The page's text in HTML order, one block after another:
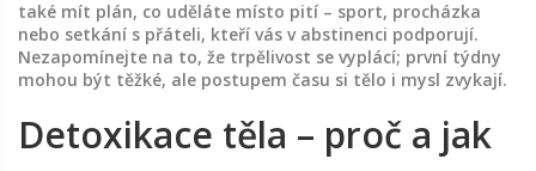
také mít plán, co uděláte místo pití – sport, procházka
nebo setkání s přáteli, kteří vás v abstinenci podporují.
Nezapomínejte na to, že trpělivost se vyplácí; první týdny
mohou být těžké, ale postupem času si tělo i mysl zvykají.
Detoxikace těla – proč a jak